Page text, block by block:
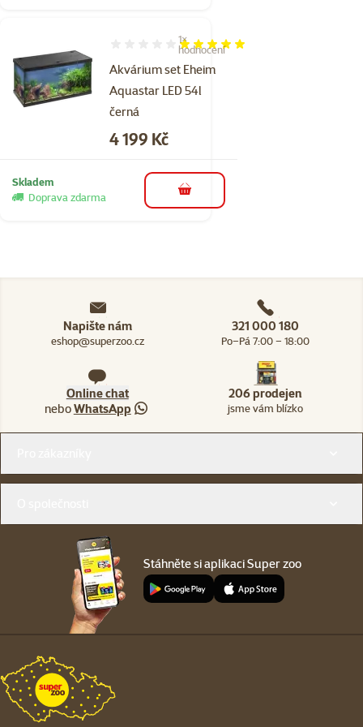
Akvárium set Eheim
Aquastar LED 54l
černá
Hodnocení 100%, počet hodnocení: 1
1×
hodnocení
Cena
4 199 Kč
Skladem
Doprava zdarma
do košíku
Napište nám
eshop@superzoo.cz
321 000 180
Po–Pá 7:00 – 18:00
Online chat
neboWhatsApp
206 prodejen
jsme vám blízko
Stáhněte si aplikaci Super zoo